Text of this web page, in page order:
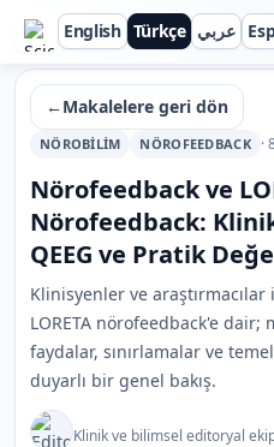
ScienceBeam
English Türkçe عربي
←Makalelere geri dön
NÖROBILIM NÖROFEEDBACK ·
Nörofeedback ve
Nörofeedback:
QEEG ve Pratik
Klinisyenler ve
LORETA nörofeedback'e
faydalar, sınırlamalar ve
duyarlı bir genel bakış.
Klinik ve bilimsel editoryal